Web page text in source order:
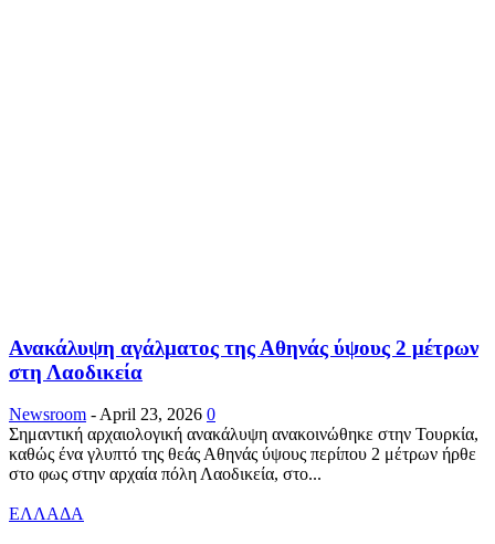
Ανακάλυψη αγάλματος της Αθηνάς ύψους 2 μέτρων
στη Λαοδικεία
Newsroom - April 23, 2026 0
Σημαντική αρχαιολογική ανακάλυψη ανακοινώθηκε στην Τουρκία,
καθώς ένα γλυπτό της θεάς Αθηνάς ύψους περίπου 2 μέτρων ήρθε
στο φως στην αρχαία πόλη Λαοδικεία, στο...
ΕΛΛΑΔΑ